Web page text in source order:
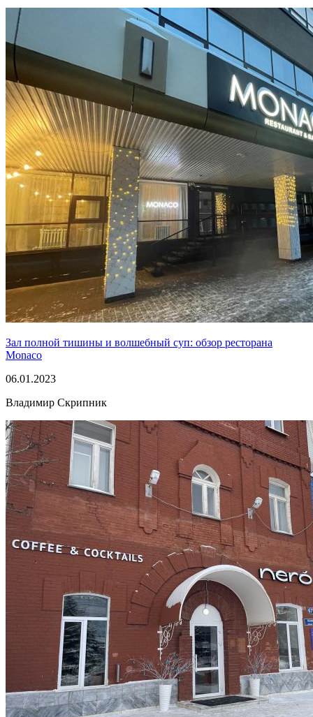
Зал полной тишины и волшебный суп: обзор ресторана
Monaco
06.01.2023
Владимир Скрипник